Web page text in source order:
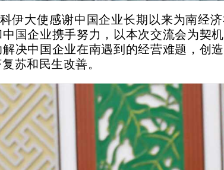
伊大使感谢中国企业长期以来为南经
国企业携手努力，以本次交流会为契
决中国企业在南遇到的经营难题，创
苏和民生改善。